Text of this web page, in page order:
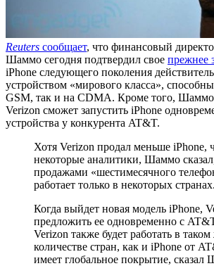
Reuters сообщает, что финансовый
Шаммо сегодня подтвердил свое прежнее
iPhone следующего поколения
устройством «мирового класса»,
GSM, так и на CDMA. Кроме того, Шаммо
Verizon сможет запустить iPhone
устройства у конкурента AT&T.
Хотя Verizon продал меньше iPhone,
некоторые аналитики, Шаммо
продажами «шестимесячного
работает только в некоторых странах.
Когда выйдет новая модель iPhone,
предложить ее одновременно с
Verizon также будет работать в
количестве стран, как и iPhone от
имеет глобальное покрытие, сказал